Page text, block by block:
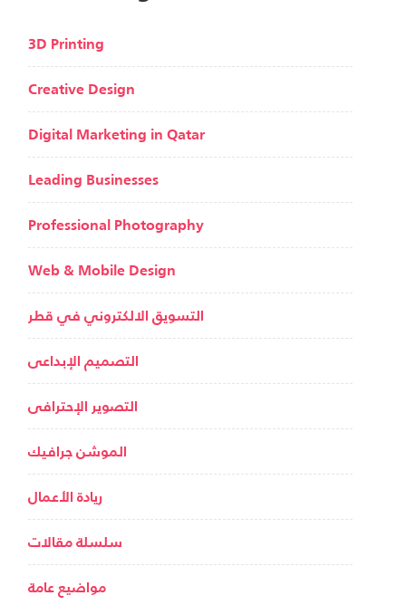
3D Printing
Creative Design
Digital Marketing in Qatar
Leading Businesses
Professional Photography
Web & Mobile Design
التسويق الالكتروني في قطر
التصميم الإبداعى
التصوير الإحترافى
الموشن جرافيك
ريادة الأعمال
سلسلة مقالات
مواضيع عامة